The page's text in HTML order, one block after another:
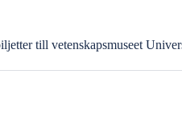
till vetenskapsmuseet